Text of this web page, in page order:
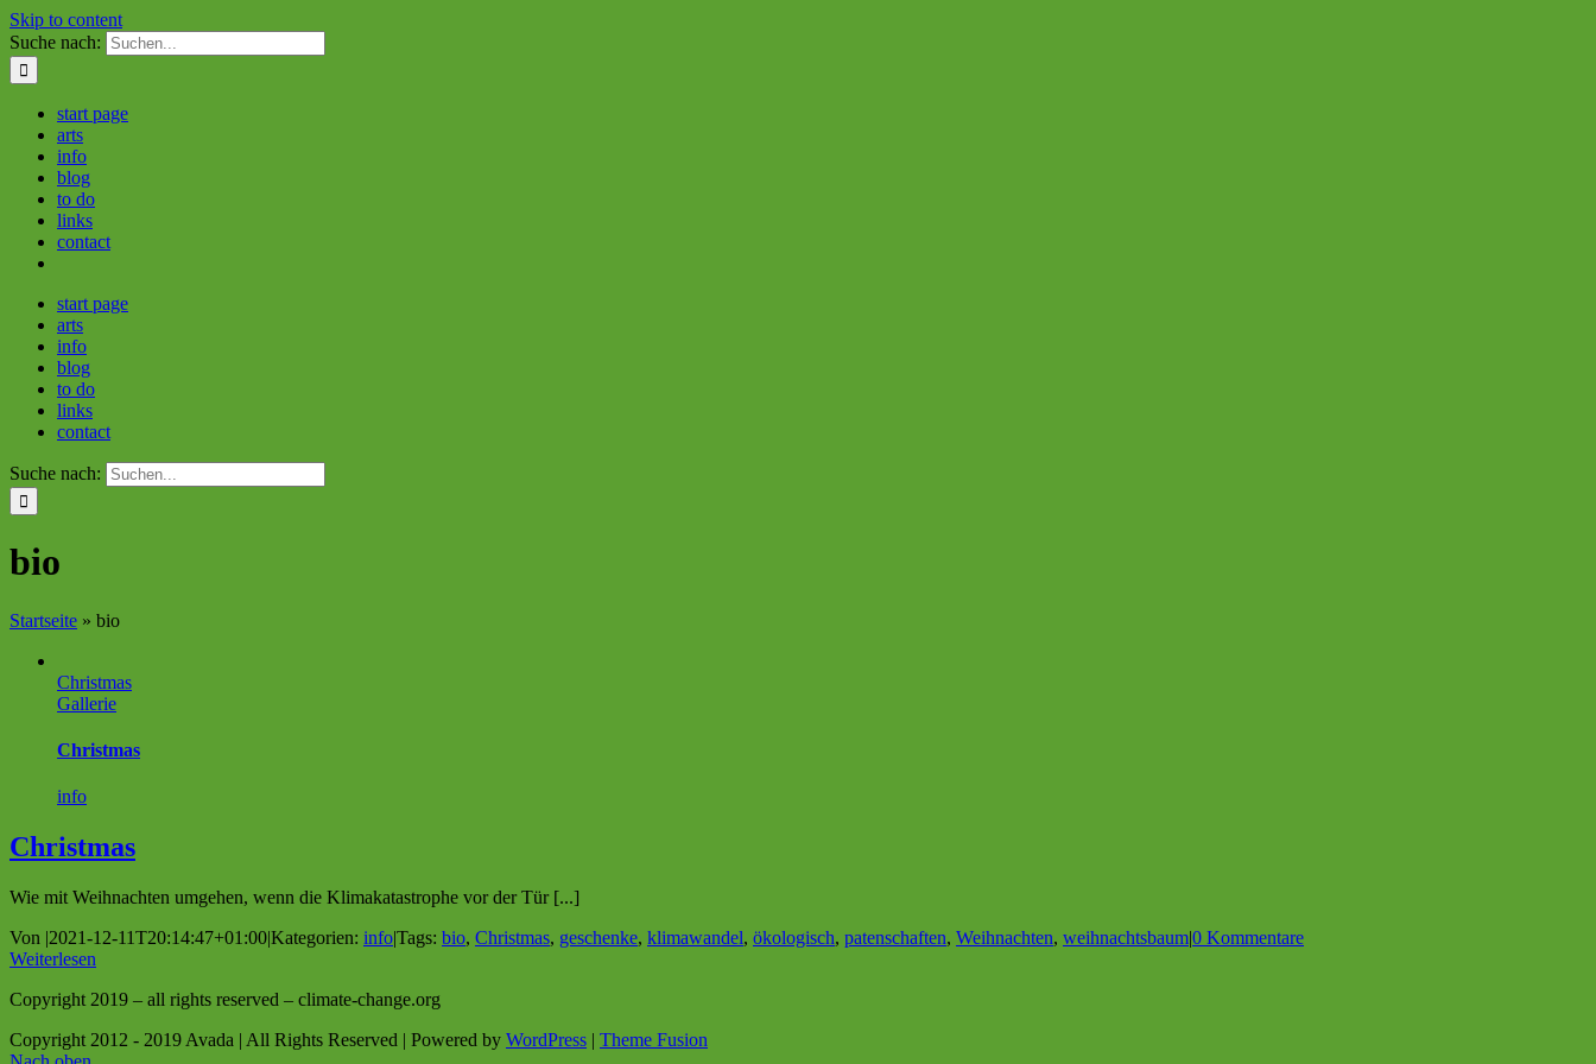
Skip to content
Suche nach:
start page
arts
info
blog
to do
links
contact
start page
arts
info
blog
to do
links
contact
Suche nach:
bio
Startseite » bio
Christmas
Gallerie
Christmas
info
Christmas
Wie mit Weihnachten umgehen, wenn die Klimakatastrophe vor der Tür [...]
Von |2021-12-11T20:14:47+01:00|Kategorien: info|Tags: bio, Christmas, geschenke, klimawandel, ökologisch, patenschaften, Weihnachten, weihnachtsbaum|0 Kommentare
Weiterlesen
Copyright 2019 – all rights reserved – climate-change.org
Copyright 2012 - 2019 Avada | All Rights Reserved | Powered by WordPress | Theme Fusion